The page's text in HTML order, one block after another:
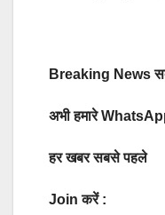
Breaking News
अभी हमारे
हर खबर सबसे पहले
Join करें :